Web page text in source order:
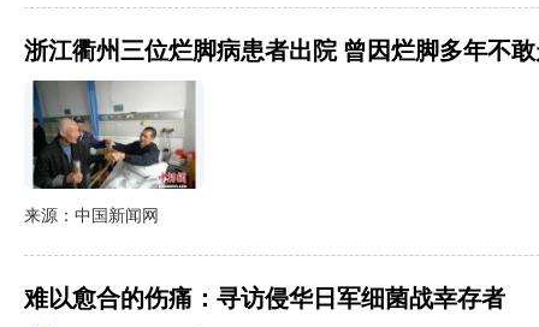
浙江衢州三位烂脚病患者出院 曾因烂脚多年不
来源：中国新闻网
难以愈合的伤痛：寻访侵华日军细菌战幸存者